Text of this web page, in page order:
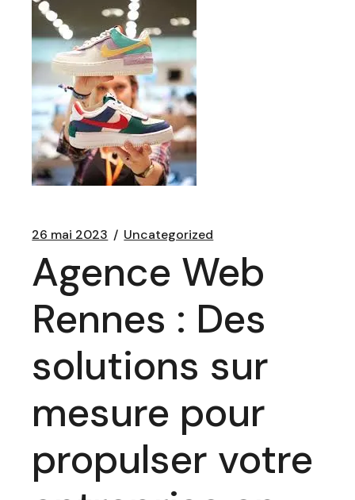
26 mai 2023 Uncategorized
Agence Web
Rennes : Des
solutions sur
mesure pour
propulser votre